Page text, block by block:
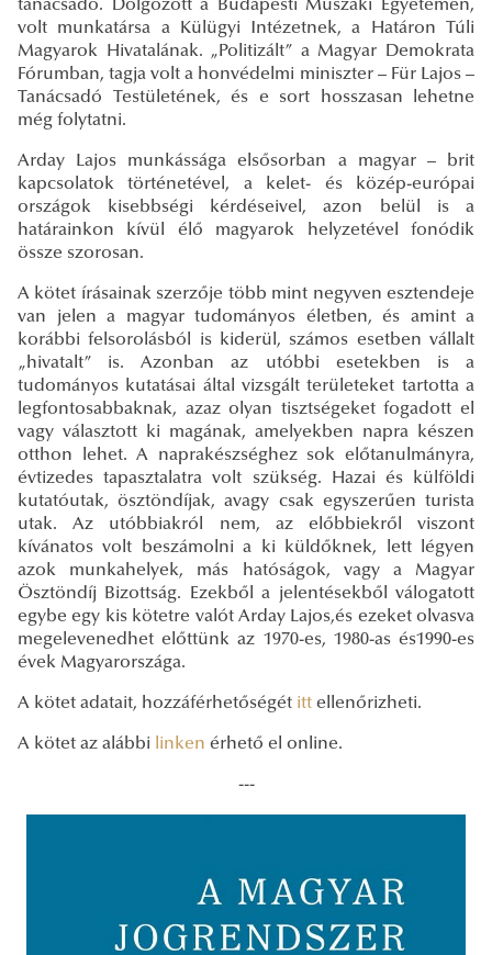
tanácsadó. Dolgozott a Budapesti Műszaki Egyetemen,
volt munkatársa a Külügyi Intézetnek, a Határon Túli
Magyarok Hivatalának. „Politizált” a Magyar Demokrata
Fórumban, tagja volt a honvédelmi miniszter – Für Lajos –
Tanácsadó Testületének, és e sort hosszasan lehetne
még folytatni.
Arday Lajos munkássága elsősorban a magyar – brit
kapcsolatok történetével, a kelet- és közép-európai
országok kisebbségi kérdéseivel, azon belül is a
határainkon kívül élő magyarok helyzetével fonódik
össze szorosan.
A kötet írásainak szerzője több mint negyven esztendeje
van jelen a magyar tudományos életben, és amint a
korábbi felsorolásból is kiderül, számos esetben vállalt
„hivatalt” is. Azonban az utóbbi esetekben is a
tudományos kutatásai által vizsgált területeket tartotta a
legfontosabbaknak, azaz olyan tisztségeket fogadott el
vagy választott ki magának, amelyekben napra készen
otthon lehet. A naprakészséghez sok előtanulmányra,
évtizedes tapasztalatra volt szükség. Hazai és külföldi
kutatóutak, ösztöndíjak, avagy csak egyszerűen turista
utak. Az utóbbiakról nem, az előbbiekről viszont
kívánatos volt beszámolni a ki küldőknek, lett légyen
azok munkahelyek, más hatóságok, vagy a Magyar
Ösztöndíj Bizottság. Ezekből a jelentésekből válogatott
egybe egy kis kötetre valót Arday Lajos,és ezeket olvasva
megelevenedhet előttünk az 1970-es, 1980-as és1990-es
évek Magyarországa.
A kötet adatait, hozzáférhetőségét itt ellenőrizheti.
A kötet az alábbi linken érhető el online.
---